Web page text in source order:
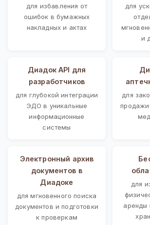
для избавления от
ошибок в бумажных
накладных и актах
для
и
Диадок API для
разработчиков
для глубокой интеграции
ЭДО в уникальные
информационные
системы
для
Электронный архив
документов в
Диадоке
для мгновенного поиска
документов и подготовки
к проверкам
для
аренды